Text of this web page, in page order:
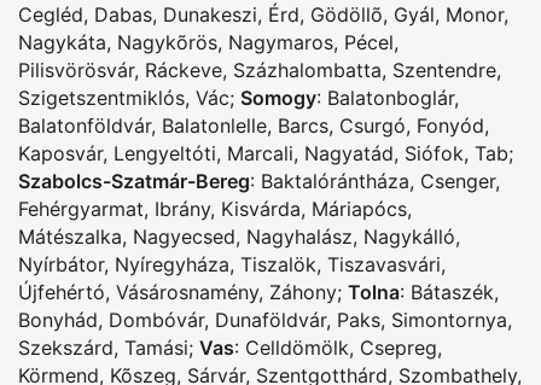
Cegléd, Dabas, Dunakeszi, Érd, Gödöllõ, Gyál, Monor,
Nagykáta, Nagykõrös, Nagymaros, Pécel,
Pilisvörösvár, Ráckeve, Százhalombatta, Szentendre,
Szigetszentmiklós, Vác; Somogy: Balatonboglár,
Balatonföldvár, Balatonlelle, Barcs, Csurgó, Fonyód,
Kaposvár, Lengyeltóti, Marcali, Nagyatád, Siófok, Tab;
Szabolcs-Szatmár-Bereg: Baktalórántháza, Csenger,
Fehérgyarmat, Ibrány, Kisvárda, Máriapócs,
Mátészalka, Nagyecsed, Nagyhalász, Nagykálló,
Nyírbátor, Nyíregyháza, Tiszalök, Tiszavasvári,
Újfehértó, Vásárosnamény, Záhony; Tolna: Bátaszék,
Bonyhád, Dombóvár, Dunaföldvár, Paks, Simontornya,
Szekszárd, Tamási; Vas: Celldömölk, Csepreg,
Körmend, Kõszeg, Sárvár, Szentgotthárd, Szombathely,